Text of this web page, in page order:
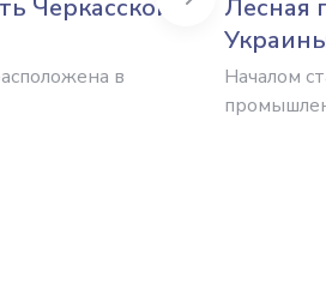
Черкасской
в
Лесная
Началом